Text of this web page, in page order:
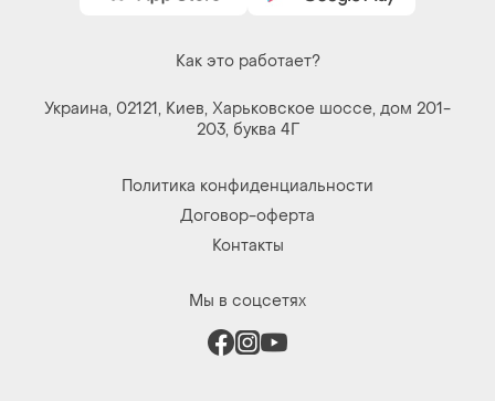
Как это работает?
Украина, 02121, Киев, Харьковское шоссе, дом 201-
203, буква 4Г
Политика конфиденциальности
Договор-оферта
Контакты
Мы в соцсетях